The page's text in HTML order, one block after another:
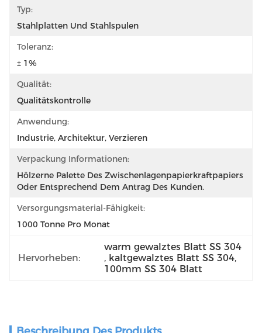
Typ:
Stahlplatten Und Stahlspulen
Toleranz:
± 1%
Qualität:
Qualitätskontrolle
Anwendung:
Industrie, Architektur, Verzieren
Verpackung Informationen:
Hölzerne Palette Des Zwischenlagenpapierkraftpapiers
Oder Entsprechend Dem Antrag Des Kunden.
Versorgungsmaterial-Fähigkeit:
1000 Tonne Pro Monat
Hervorheben:
warm gewalztes Blatt SS 304
, kaltgewalztes Blatt SS 304,
100mm SS 304 Blatt